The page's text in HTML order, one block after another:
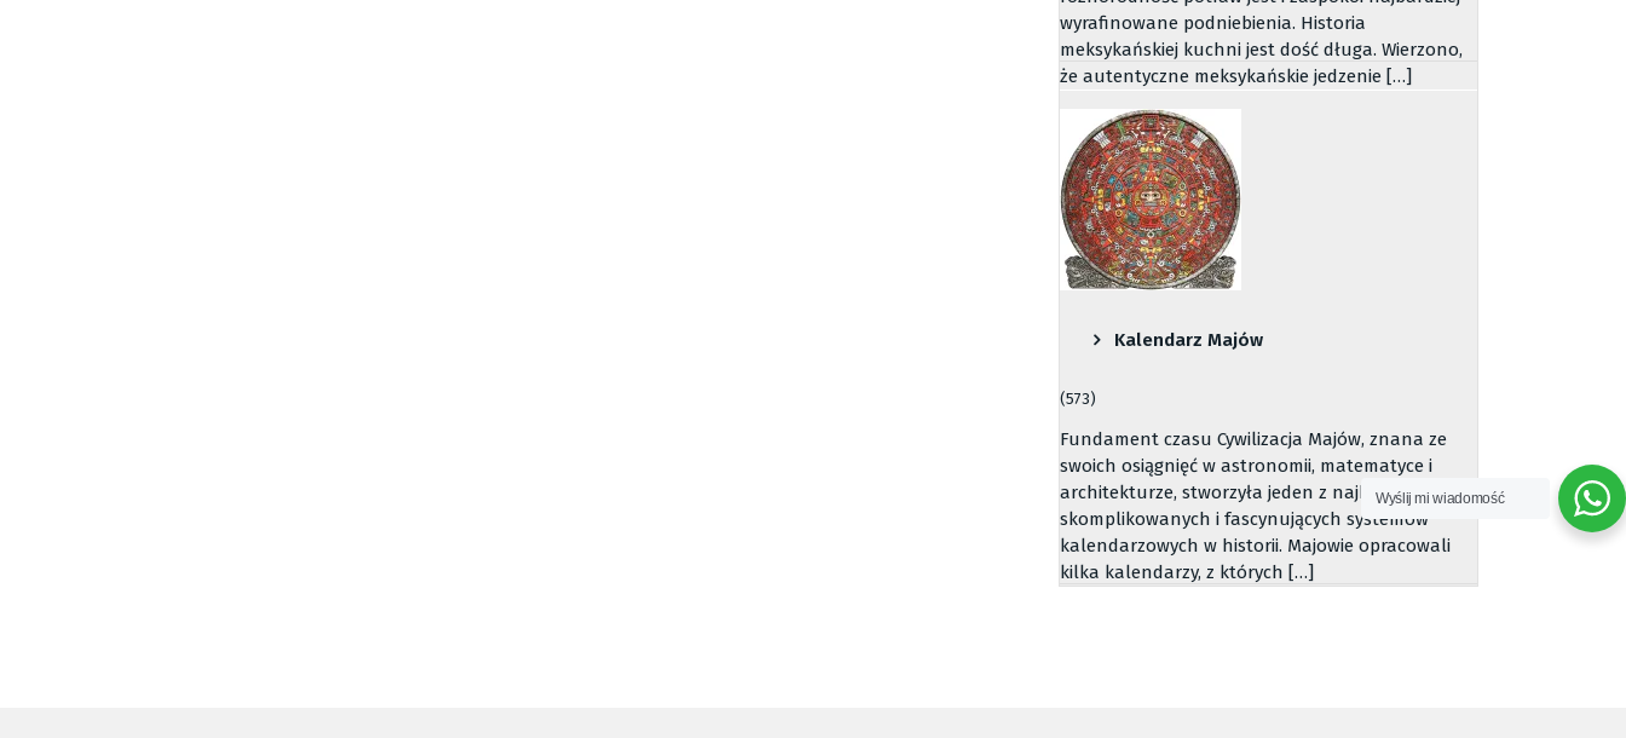
wyrafinowane podniebienia. Historia
meksykańskiej kuchni jest dość długa. Wierzono,
że autentyczne meksykańskie jedzenie […]
Kalendarz Majów
(573)
Fundament czasu Cywilizacja Majów, znana ze
swoich osiągnięć w astronomii, matematyce i
architekturze, stworzyła jeden z najbardziej
skomplikowanych i fascynujących systemów
kalendarzowych w historii. Majowie opracowali
kilka kalendarzy, z których […]
Wyślij mi wiadomość